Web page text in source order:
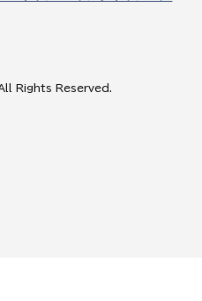
Rights Reserved.